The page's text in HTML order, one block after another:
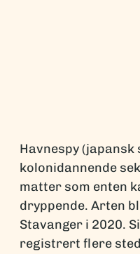
Havnespy (japansk
kolonidannende
matter som enten
dryppende. Arten
Stavanger i 2020.
registrert flere